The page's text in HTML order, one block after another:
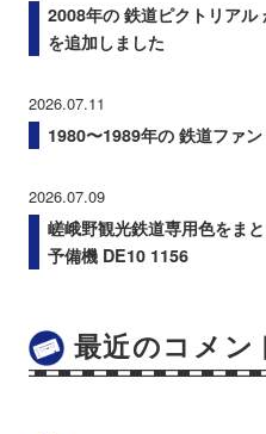
2008年の 鉄道ピクトリアル
を追加しました
2026.07.11
1980〜1989年の 鉄道ファ
2026.07.09
嵯峨野観光鉄道専用色をま
予備機 DE10 1156
最近のコメン